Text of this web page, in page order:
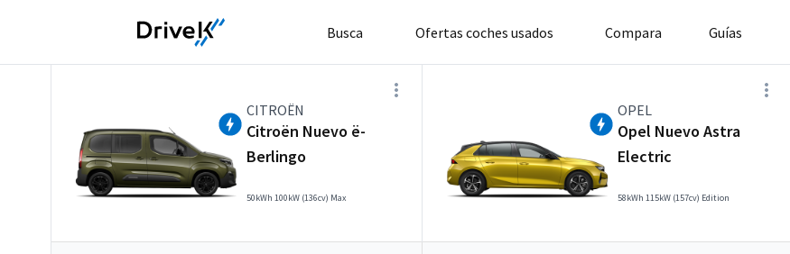
Busca Ofertas coches usados Compara Guías
CITROËN
Citroën Nuevo ë-
Berlingo
50kWh 100kW (136cv) Max
OPEL
Opel Nuevo Astra
Electric
58kWh 115kW (157cv) Edition